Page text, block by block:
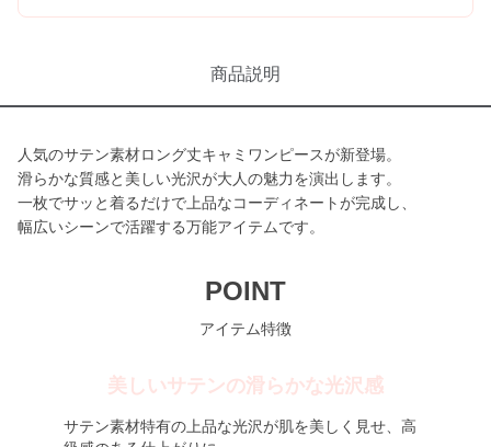
商品説明
人気のサテン素材ロング丈キャミワンピースが新登場。
滑らかな質感と美しい光沢が大人の魅力を演出します。
一枚でサッと着るだけで上品なコーディネートが完成し、
幅広いシーンで活躍する万能アイテムです。
POINT
アイテム特徴
美しいサテンの滑らかな光沢感
サテン素材特有の上品な光沢が肌を美しく見せ、高